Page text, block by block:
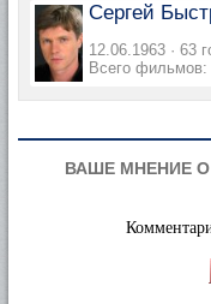
Сергей
12.06.1963 · 63
Всего фильмов:
ВАШЕ МНЕНИЕ